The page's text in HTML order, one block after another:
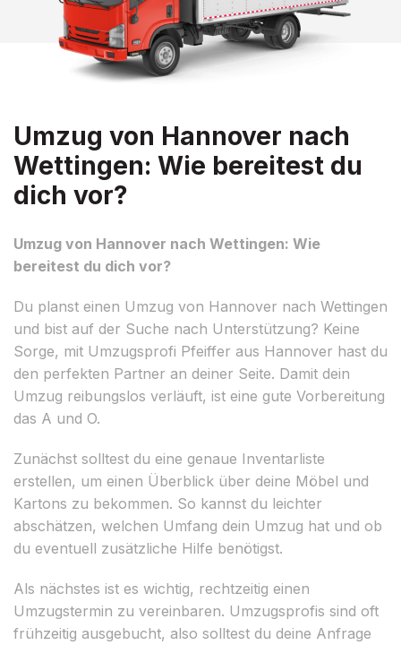
Umzug von Hannover nach
Wettingen: Wie bereitest du
dich vor?
Umzug von Hannover nach Wettingen: Wie
bereitest du dich vor?
Du planst einen Umzug von Hannover nach Wettingen
und bist auf der Suche nach Unterstützung? Keine
Sorge, mit Umzugsprofi Pfeiffer aus Hannover hast du
den perfekten Partner an deiner Seite. Damit dein
Umzug reibungslos verläuft, ist eine gute Vorbereitung
das A und O.
Zunächst solltest du eine genaue Inventarliste
erstellen, um einen Überblick über deine Möbel und
Kartons zu bekommen. So kannst du leichter
abschätzen, welchen Umfang dein Umzug hat und ob
du eventuell zusätzliche Hilfe benötigst.
Als nächstes ist es wichtig, rechtzeitig einen
Umzugstermin zu vereinbaren. Umzugsprofis sind oft
frühzeitig ausgebucht, also solltest du deine Anfrage